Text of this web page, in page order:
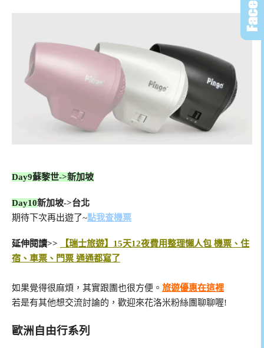
Day9蘇黎世->新加坡
Day10新加坡->台北
期待下次再出遊了~點我查機票
延伸閱讀>>
【瑞士旅遊】15天12夜費用整理懶人包 機票、住
宿、車票、門票 通通都寫了
如果覺得很麻煩，其實跟團也很方便。 旅遊優惠在這裡
若是有其他想交流討論的，歡迎來花洛米粉絲團聊聊喔!
歐洲自由行系列